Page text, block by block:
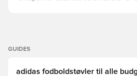
GUIDES
adidas fodboldstøvler til alle